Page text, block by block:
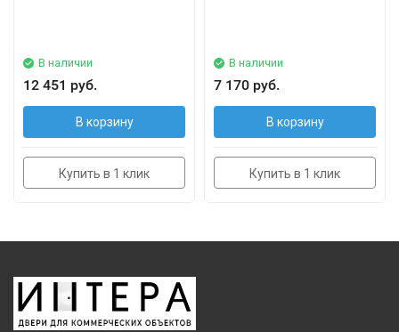
В наличии
12 451 руб.
В корзину
Купить в 1 клик
В наличии
7 170 руб.
В корзину
Купить в 1 клик